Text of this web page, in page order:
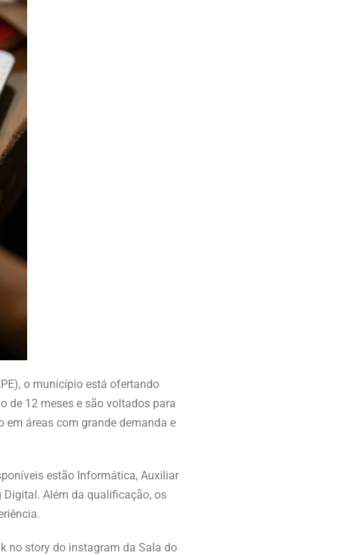
o município está ofertando
de 12 meses e são voltados para
áreas com grande demanda e
estão Informática, Auxiliar
Digital. Além da qualificação, os
no story do instagram da Sala do